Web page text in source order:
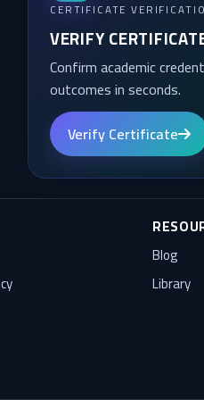
CERTIFICATE
VERIFY
Confirm academic
outcomes in seconds.
Verify Certificate
Blog
Library